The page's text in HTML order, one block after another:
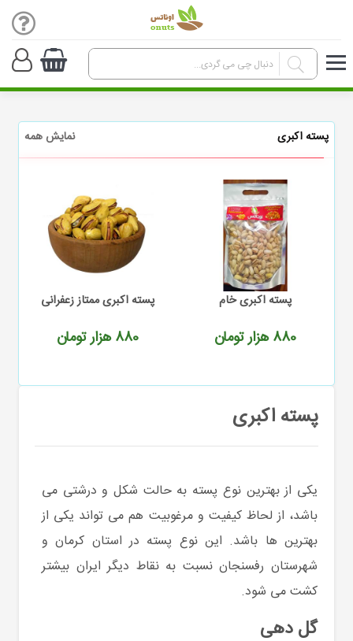
پسته اکبری نمایش همه
پسته اکبری خام
880 هزار تومان
پسته اکبری ممتاز زعفرانی
880 هزار تومان
پسته اکبری
یکی از بهترین نوع پسته به حالت شکل و درشتی می
باشد، از لحاظ کیفیت و مرغوبیت هم می تواند یکی از
بهترین ها باشد. این نوع پسته در استان کرمان و
شهرستان رفسنجان نسبت به نقاط دیگر ایران بیشتر
کشت می شود.
گل دهی